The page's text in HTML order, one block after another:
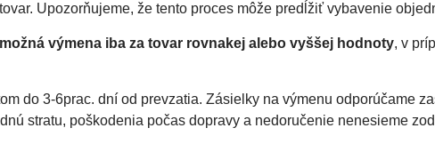
Upozorňujeme, že tento proces môže predĺžiť vybavenie
výmena iba za tovar rovnakej alebo vyššej hodnoty, v
do 3-6prac. dní od prevzatia. Zásielky na výmenu odporúčame
stratu, poškodenia počas dopravy a nedoručenie nenesieme